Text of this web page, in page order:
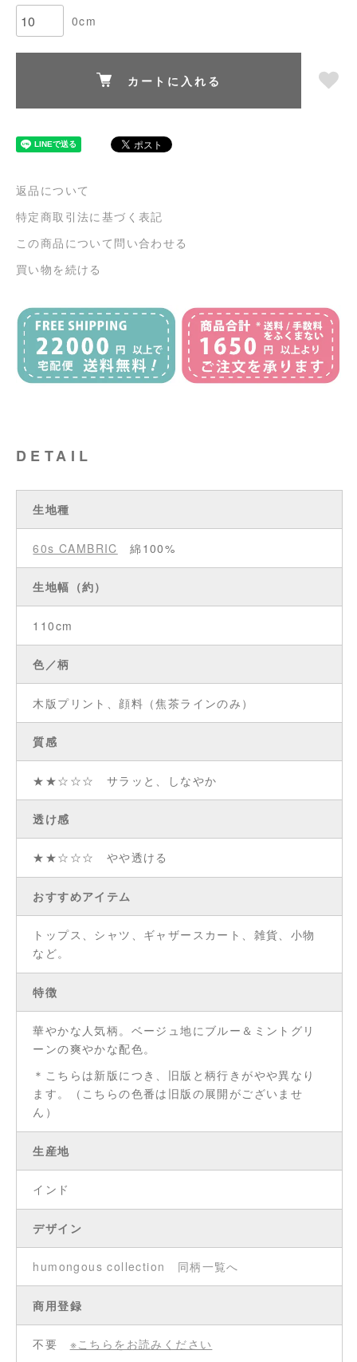
0cm
カートに入れる
返品について
特定商取引法に基づく表記
この商品について問い合わせる
買い物を続ける
DETAIL
生地種
60s CAMBRIC 綿100%
生地幅（約）
110cm
色／柄
木版プリント、顔料（焦茶ラインのみ）
質感
★★☆☆☆ サラッと、しなやか
透け感
★★☆☆☆ やや透ける
おすすめアイテム
トップス、シャツ、ギャザースカート、雑貨、小物
など。
特徴
華やかな人気柄。ベージュ地にブルー＆ミントグリ
ーンの爽やかな配色。
＊こちらは新版につき、旧版と柄行きがやや異なり
ます。（こちらの色番は旧版の展開がございませ
ん）
生産地
インド
デザイン
humongous collection 同柄一覧へ
商用登録
不要 ※こちらをお読みください